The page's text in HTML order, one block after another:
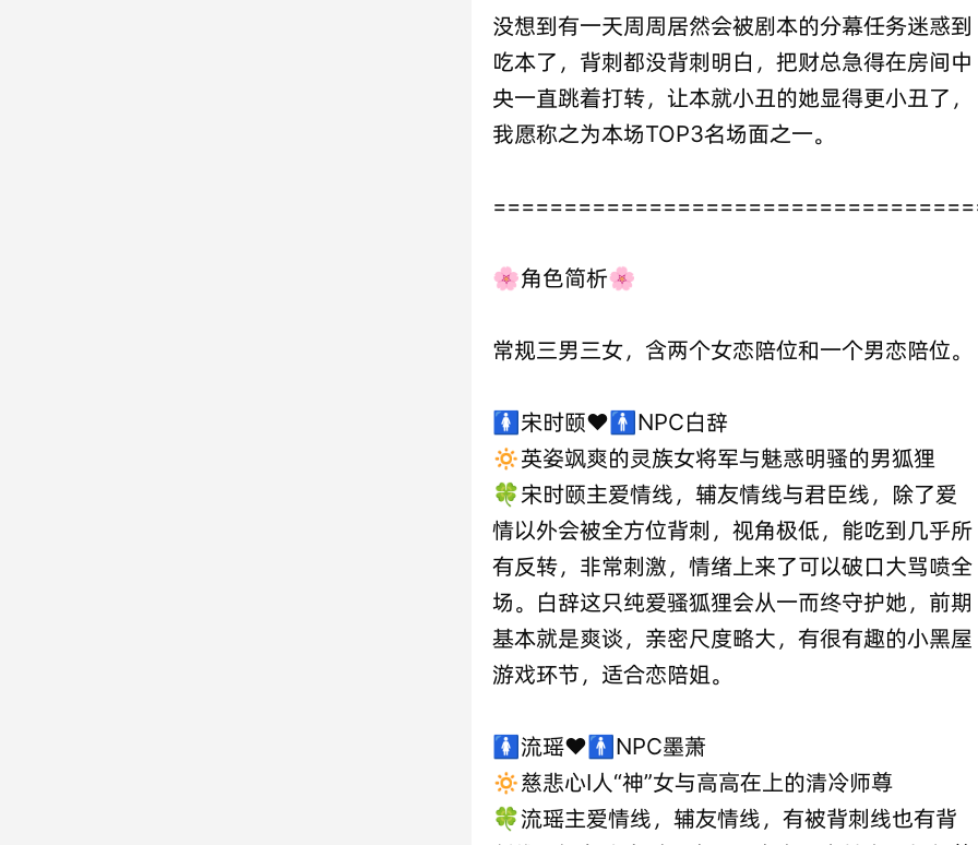
没想到有一天周周居然会被剧本的分幕任务迷惑到
吃本了，背刺都没背刺明白，把财总急得在房间中
央一直跳着打转，让本就小丑的她显得更小丑了，
我愿称之为本场TOP3名场面之一。
🌸角色简析🌸
常规三男三女，含两个女恋陪位和一个男恋陪位。
🚺宋时颐❤️🚹NPC白辞
🔅英姿飒爽的灵族女将军与魅惑明骚的男狐狸
🍀宋时颐主爱情线，辅友情线与君臣线，除了爱
情以外会被全方位背刺，视角极低，能吃到几乎所
有反转，非常刺激，情绪上来了可以破口大骂喷全
场。白辞这只纯爱骚狐狸会从一而终守护她，前期
基本就是爽谈，亲密尺度略大，有很有趣的小黑屋
游戏环节，适合恋陪姐。
🚺流瑶❤️🚹NPC墨萧
🔅慈悲心I人“神”女与高高在上的清冷师尊
🍀流瑶主爱情线，辅友情线，有被背刺线也有背